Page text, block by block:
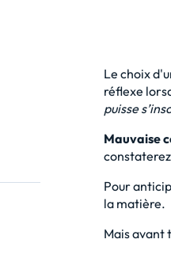
Le choix
réflexe
puisse
Mauvaise
Pour
la matière.
Mais avant